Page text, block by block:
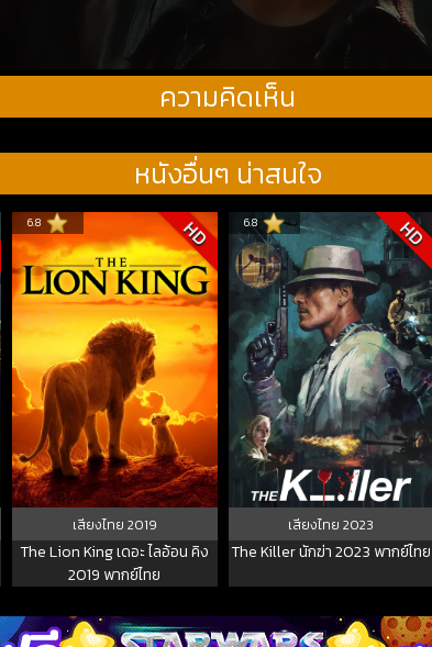
ความคิดเห็น
หนังอื่นๆ น่าสนใจ
6.8 HD
เสียงไทย 2019
The Lion King เดอะ ไลอ้อน คิง
2019 พากย์ไทย
6.8 HD
เสียงไทย2023
The Killer นักฆ่า 2023 พากย์ไทย